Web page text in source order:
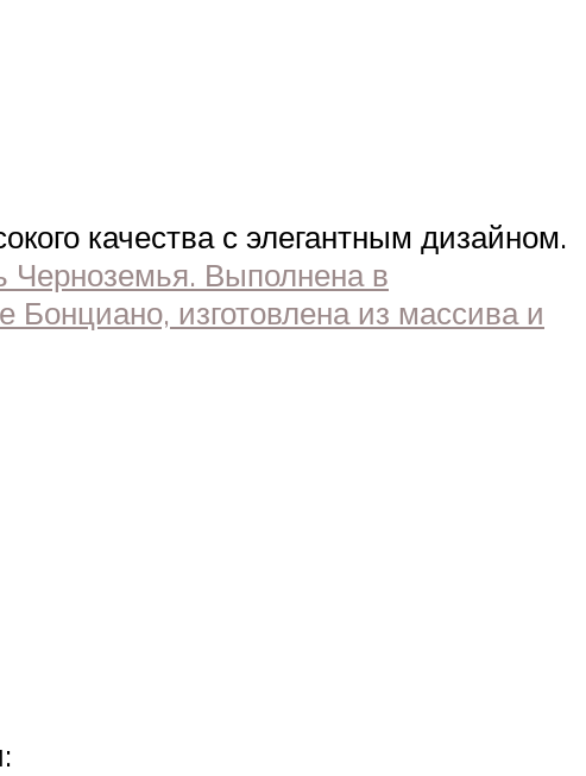
качества с элегантным дизайном.
Черноземья. Выполнена в
Бонциано, изготовлена из массива и